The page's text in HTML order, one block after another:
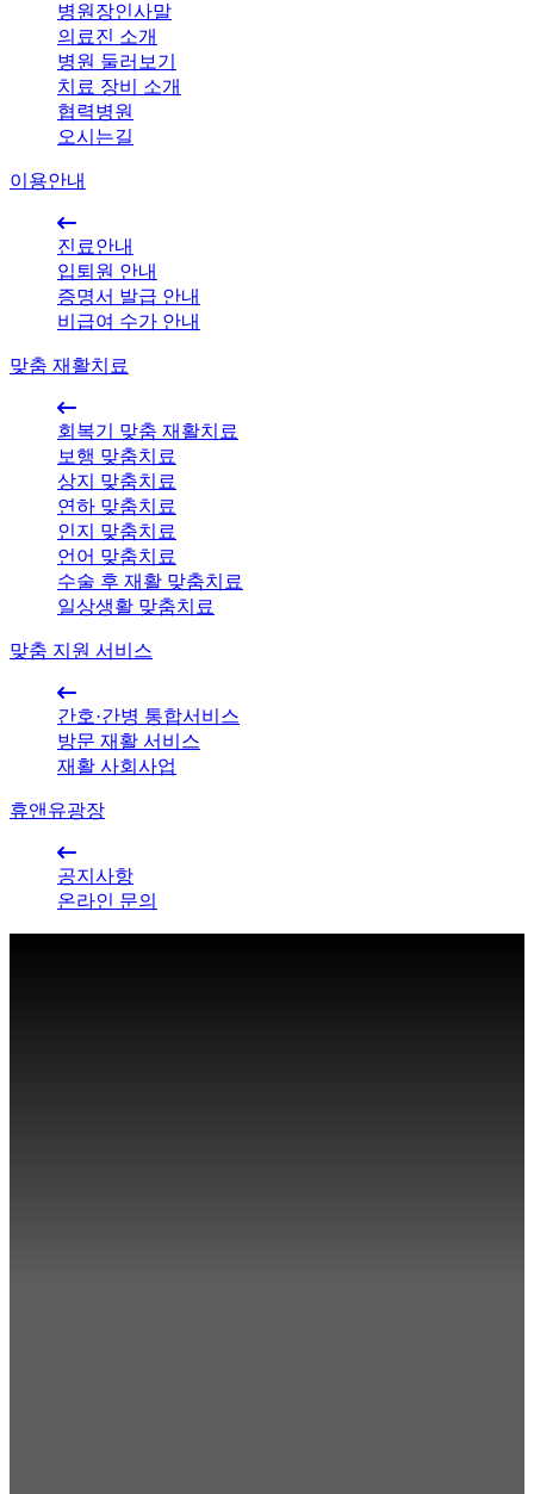
병원장인사말
의료진 소개
병원 둘러보기
치료 장비 소개
협력병원
오시는길
이용안내
진료안내
입퇴원 안내
증명서 발급 안내
비급여 수가 안내
맞춤 재활치료
회복기 맞춤 재활치료
보행 맞춤치료
상지 맞춤치료
연하 맞춤치료
인지 맞춤치료
언어 맞춤치료
수술 후 재활 맞춤치료
일상생활 맞춤치료
맞춤 지원 서비스
간호·간병 통합서비스
방문 재활 서비스
재활 사회사업
휴앤유광장
공지사항
온라인 문의